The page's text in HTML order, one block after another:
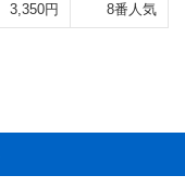
3,350円 8番人気